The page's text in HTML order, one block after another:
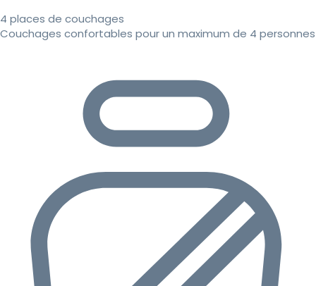
4 places de couchages
Couchages confortables pour un maximum de 4 personnes